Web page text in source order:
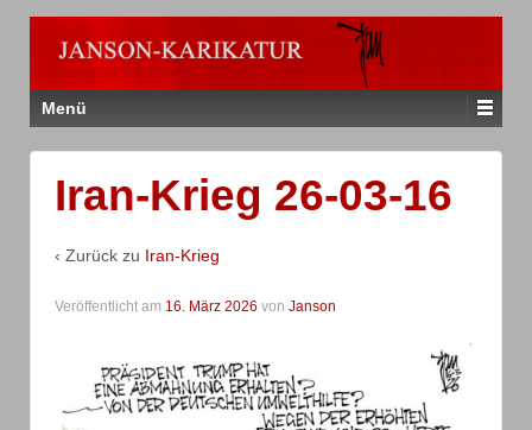
Menü
Iran-Krieg 26-03-16
‹ Zurück zu Iran-Krieg
Veröffentlicht am 16. März 2026 von Janson